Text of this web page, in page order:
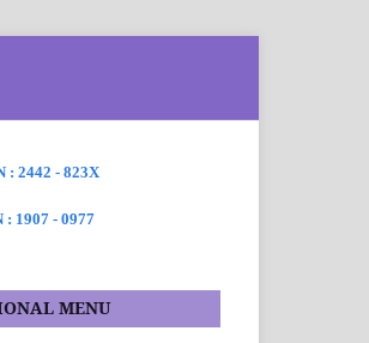
: 2442 - 823X
: 1907 - 0977
MENU